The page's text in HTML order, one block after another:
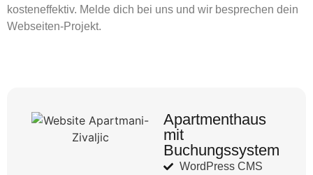
kosteneffektiv. Melde dich bei uns und wir besprechen dein
Webseiten-Projekt.
Apartmenthaus
mit
Buchungssystem
WordPress CMS